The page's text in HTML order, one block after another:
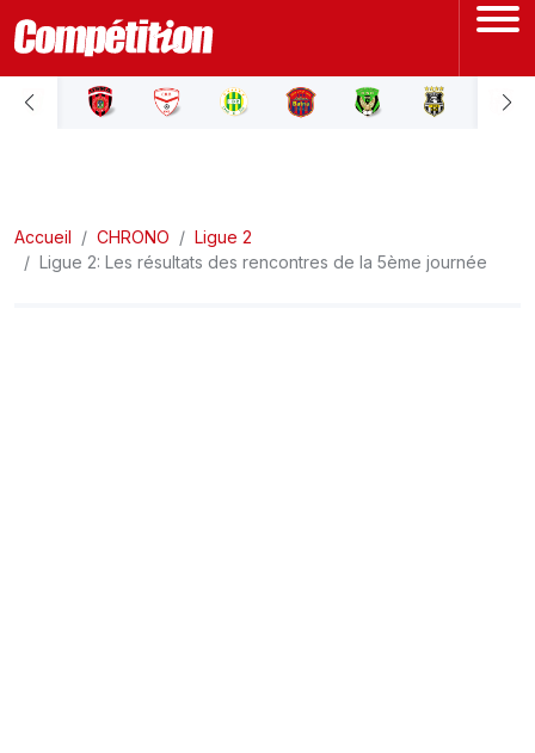
ACCUEIL
LIGUE 2
Accueil CHRONO
Ligue 2
Ligue 2: Les résultats des rencontres de la 5ème journée